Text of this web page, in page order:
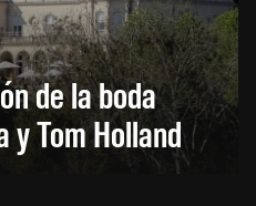
de la boda
y Tom Holland